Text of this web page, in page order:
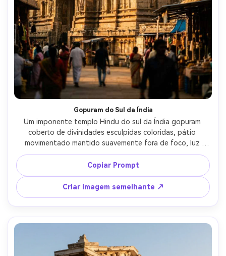
Gopuram do Sul da Índia
Um imponente templo Hindu do sul da Índia gopuram
coberto de divinidades esculpidas coloridas, pátio
movimentado mantido suavemente fora de foco, luz
quente do sol da tarde, tons saturados ricos, textura de
tinta fotorealista e desgaste de pedra, tirado em Fujifilm
GFX 100S, 50mm, f/2.8, moldura vertical, fotografia de
viagem editorial, nítido micro-contraste-AR 4:5
Copiar Prompt
Criar imagem semelhante ↗